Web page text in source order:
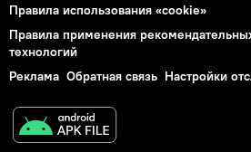
Правила использования «cookie»
Правила применения
технологий
Реклама Обратная связь Настройки